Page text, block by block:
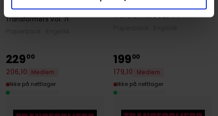
Strike
TransformersVol. 71
Transformers Windblade
TransformersVol. 44
22900
206,10
Medlem
Ikke på nettlager
19900
179,10
Medlem
Ikke på nettlager